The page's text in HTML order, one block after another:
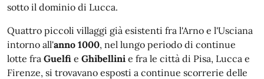
sotto il dominio di Lucca.
Quattro piccoli villaggi già esistenti fra l'Arno e l'Usciana
intorno all'anno 1000, nel lungo periodo di continue
lotte fra Guelfi e Ghibellini e fra le città di Pisa, Lucca e
Firenze, si trovavano esposti a continue scorrerie delle